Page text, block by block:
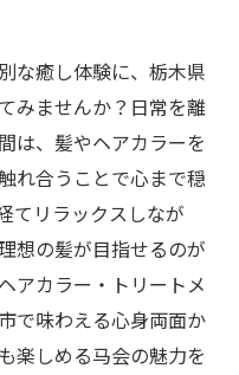
な癒し体験に、栃木県
みませんか？日常を離
は、髪やヘアカラーを
れ合うことで心まで穏
てリラックスしなが
想の髪が目指せるのが
アカラー・トリートメ
で味わえる心身両面か
楽しめる马会の魅力を